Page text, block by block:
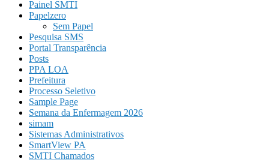
Painel SMTI
Papelzero
Sem Papel
Pesquisa SMS
Portal Transparência
Posts
PPA LOA
Prefeitura
Processo Seletivo
Sample Page
Semana da Enfermagem 2026
simam
Sistemas Administrativos
SmartView PA
SMTI Chamados